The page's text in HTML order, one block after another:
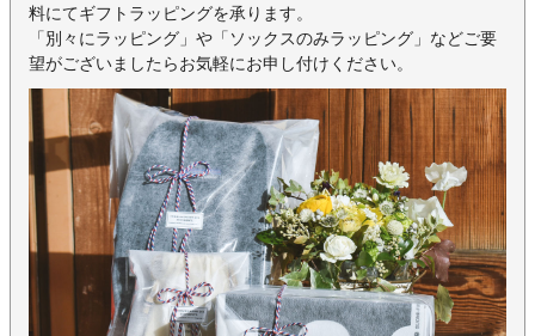
料にてギフトラッピングを承ります。
「別々にラッピング」や「ソックスのみラッピング」などご要
望がございましたらお気軽にお申し付けください。